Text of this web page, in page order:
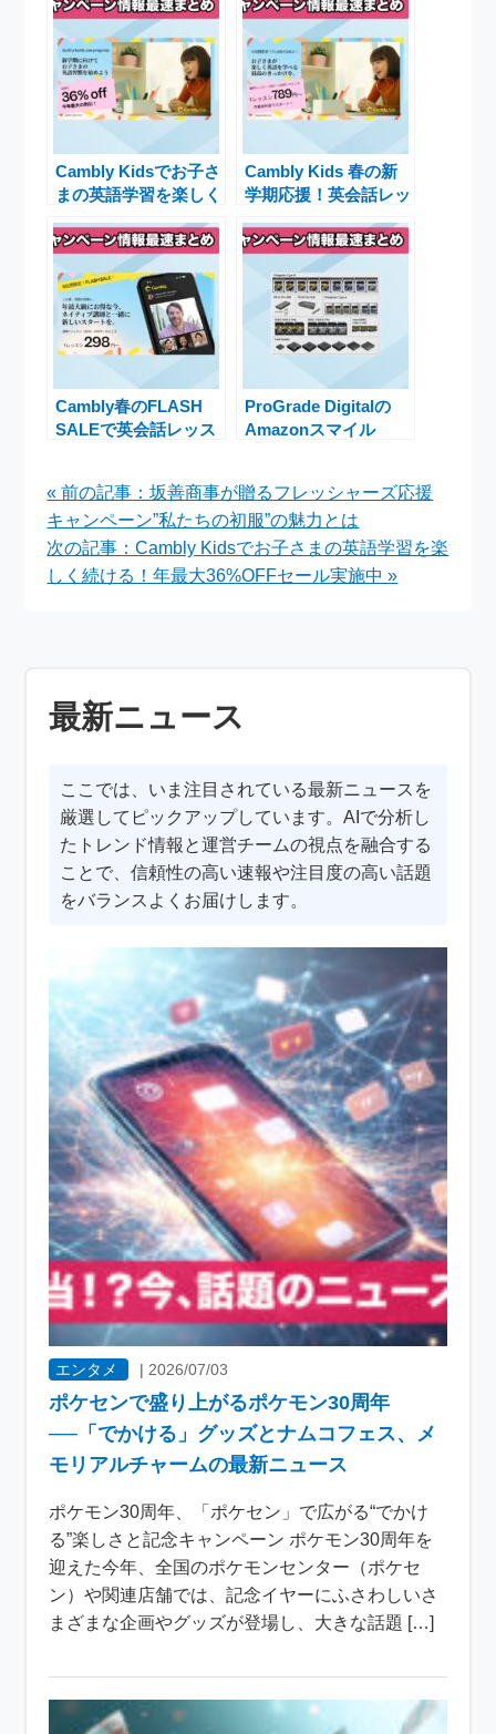
Cambly Kidsでお子さ
まの英語学習を楽しく
続ける！年最大
36%OFFセール実施中
Cambly Kids 春の新
学期応援！英会話レッ
スンが789円〜の
FLASH SALE開催中
Cambly春のFLASH
SALEで英会話レッス
めるチャンス
ProGrade Digitalの
Amazonスマイル
« 前の記事：坂善商事が贈るフレッシャーズ応援
キャンペーン”私たちの初服”の魅力とは
次の記事：Cambly Kidsでお子さまの英語学習を楽
しく続ける！年最大36%OFFセール実施中 »
最新ニュース
ここでは、いま注目されている最新ニュースを
厳選してピックアップしています。AIで分析し
たトレンド情報と運営チームの視点を融合する
ことで、信頼性の高い速報や注目度の高い話題
をバランスよくお届けします。
エンタメ | 2026/07/03
ポケセンで盛り上がるポケモン30周年
──「でかける」グッズとナムコフェス、メ
モリアルチャームの最新ニュース
ポケモン30周年、「ポケセン」で広がる“でかけ
る”楽しさと記念キャンペーン ポケモン30周年を
迎えた今年、全国のポケモンセンター（ポケセ
ン）や関連店舗では、記念イヤーにふさわしいさ
まざまな企画やグッズが登場し、大きな話題 […]